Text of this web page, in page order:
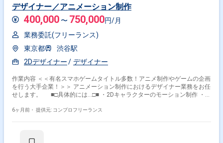
デザイナー／アニメーション制作
400,000 〜 750,000円/月
業務委託(フリーランス)
東京都
渋谷駅
2Dデザイナー
デザイナー
作業内容 ＜＜有名スマホゲームタイトル多数！アニメ制作やゲームの企画
を行う大手企業！＞＞ アニメーション制作におけるデザイナー業務をお任
せします。 ■□具体的には…□■ ・2Dキャラクターのモーション制作 ・
めです！＞ ・デザインスキルを活かしたい方 ・新しい技術や表現に挑戦
6ヶ月前・ 提供元: コンプロフリーランス